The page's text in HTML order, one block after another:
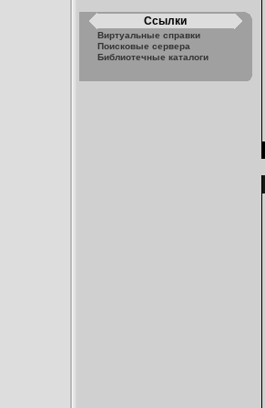
Ссылки
Виртуальные справки
Поисковые сервера
Библиотечные каталоги